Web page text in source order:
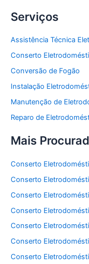
Serviços
Assistência Técnica
Conserto
Conversão de Fogão
Instalação
Manutenção de
Reparo de
Mais
Conserto
Conserto
Conserto
Conserto
Conserto
Conserto
Conserto